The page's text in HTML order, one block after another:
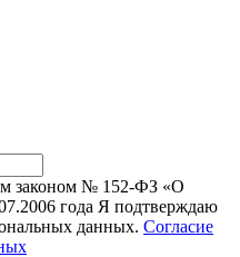
законом № 152-ФЗ «О
года Я подтверждаю
данных. Согласие